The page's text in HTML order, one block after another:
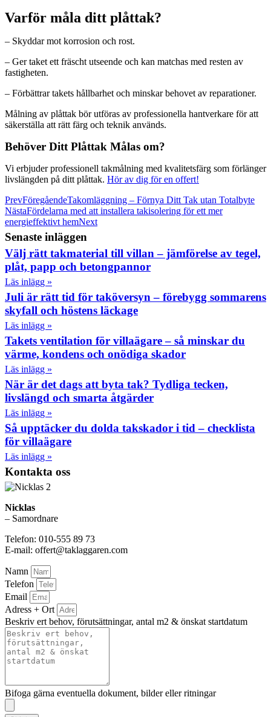
Varför måla ditt plåttak?
– Skyddar mot korrosion och rost.
– Ger taket ett fräscht utseende och kan matchas med resten av
fastigheten.
– Förbättrar takets hållbarhet och minskar behovet av reparationer.
Målning av plåttak bör utföras av professionella hantverkare för att
säkerställa att rätt färg och teknik används.
Behöver Ditt Plåttak Målas om?
Vi erbjuder professionell takmålning med kvalitetsfärg som förlänger
livslängden på ditt plåttak. Hör av dig för en offert!
PrevFöregåendeTakomläggning – Förnya Ditt Tak utan Totalbyte
NästaFördelarna med att installera takisolering för ett mer
energieffektivt hemNext
Senaste inläggen
Välj rätt takmaterial till villan – jämförelse av tegel,
plåt, papp och betongpannor
Läs inlägg »
Juli är rätt tid för taköversyn – förebygg sommarens
skyfall och höstens läckage
Läs inlägg »
Takets ventilation för villaägare – så minskar du
värme, kondens och onödiga skador
Läs inlägg »
När är det dags att byta tak? Tydliga tecken,
livslängd och smarta åtgärder
Läs inlägg »
Så upptäcker du dolda takskador i tid – checklista
för villaägare
Läs inlägg »
Kontakta oss
Nicklas
– Samordnare
Telefon: 010-555 89 73
E-mail: offert@taklaggaren.com
Namn
Telefon
Email
Adress + Ort
Beskriv ert behov, förutsättningar, antal m2 & önskat startdatum
Bifoga gärna eventuella dokument, bilder eller ritningar